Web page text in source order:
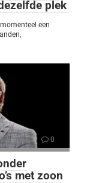
plek
een
0
met zoon